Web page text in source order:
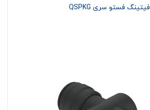
فیتینگ فستو سری QSPKG